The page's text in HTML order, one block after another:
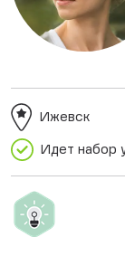
Идет набор
Ижевск